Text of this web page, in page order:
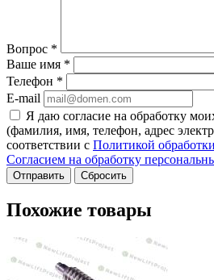
Вопрос *
Ваше имя *
Телефон *
E-mail
Я даю согласие на обработку
(фамилия, имя, телефон, адрес
соответствии с Политикой
Согласием на обработку
Сбросить
Похожие товары